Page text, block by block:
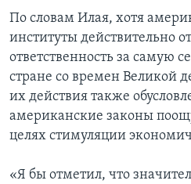
По словам Илая, хотя
институты действительно
ответственность за самую
стране со времен Великой
их действия также
американские законы
целях стимуляции
«Я бы отметил, что